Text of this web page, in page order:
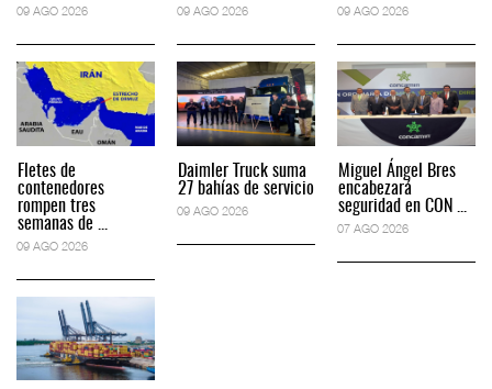
09 AGO 2026
Fletes de
contenedores
rompen tres
semanas de ...
09 AGO 2026
09 AGO 2026
Daimler Truck suma
27 bahías de servicio
09 AGO 2026
09 AGO 2026
Miguel Ángel Bres
encabezará
seguridad en CON ...
07 AGO 2026